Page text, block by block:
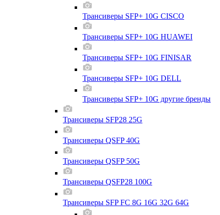
Трансиверы SFP+ 10G CISCO
Трансиверы SFP+ 10G HUAWEI
Трансиверы SFP+ 10G FINISAR
Трансиверы SFP+ 10G DELL
Трансиверы SFP+ 10G другие бренды
Трансиверы SFP28 25G
Трансиверы QSFP 40G
Трансиверы QSFP 50G
Трансиверы QSFP28 100G
Трансиверы SFP FC 8G 16G 32G 64G